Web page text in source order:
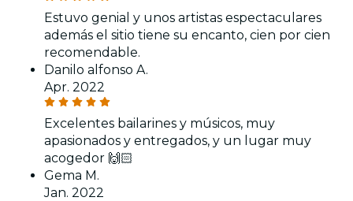
Estuvo genial y unos artistas espectaculares
además el sitio tiene su encanto, cien por cien
recomendable.
Danilo alfonso A.
Apr. 2022
Excelentes bailarines y músicos, muy
apasionados y entregados, y un lugar muy
acogedor 🙌🏻
Gema M.
Jan. 2022